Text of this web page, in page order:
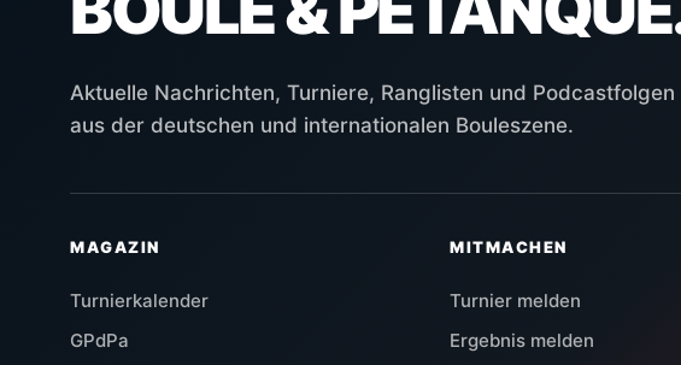
Aktuelle Nachrichten, Turniere, Ranglisten und Podcastfolgen
aus der deutschen und internationalen Bouleszene.
MAGAZIN
Turnierkalender
GPdPa
MITMACHEN
Turnier melden
Ergebnis melden